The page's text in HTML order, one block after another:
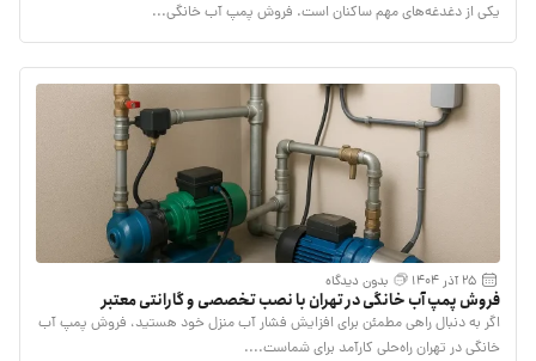
یکی از دغدغه‌های مهم ساکنان است. فروش پمپ آب خانگی...
25 آذر 1404 بدون دیدگاه
فروش پمپ آب خانگی در تهران با نصب تخصصی و گارانتی معتبر
اگر به دنبال راهی مطمئن برای افزایش فشار آب منزل خود هستید، فروش پمپ آب
خانگی در تهران راه‌حلی کارآمد برای شماست....